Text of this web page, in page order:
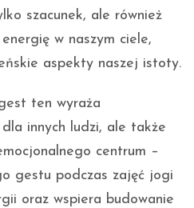
szacunek, ale również
w naszym ciele,
aspekty naszej istoty.
ten wyraża
dla innych ludzi, ale także
centrum –
gestu podczas zajęć jogi
oraz wspiera budowanie